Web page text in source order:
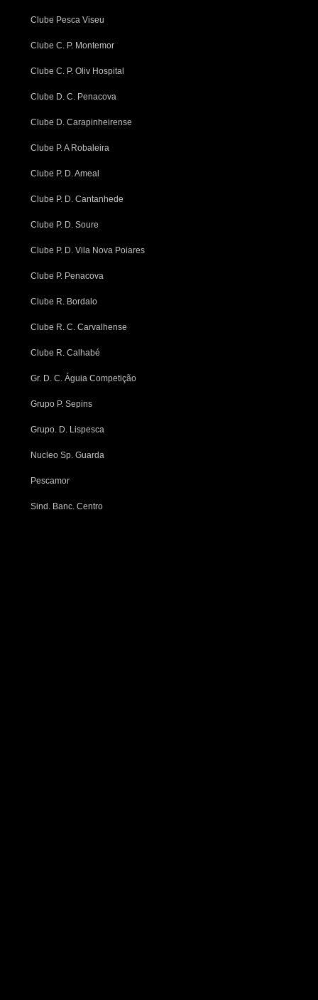
Clube Pesca Viseu
Clube C. P. Montemor
Clube C. P. Oliv Hospital
Clube D. C. Penacova
Clube D. Carapinheirense
Clube P. A Robaleira
Clube P. D. Ameal
Clube P. D. Cantanhede
Clube P. D. Soure
Clube P. D. Vila Nova Poiares
Clube P. Penacova
Clube R. Bordalo
Clube R. C. Carvalhense
Clube R. Calhabé
Gr. D. C. Águia Competição
Grupo P. Sepins
Grupo. D. Lispesca
Nucleo Sp. Guarda
Pescamor
Sind. Banc. Centro